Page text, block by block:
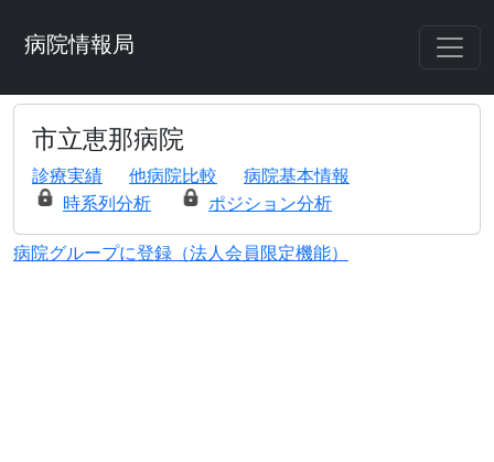
病院情報局
市立恵那病院
診療実績 他病院比較
病院基本情報
時系列分析
ポジション分析
病院グループに登録（法人会員限定機能）